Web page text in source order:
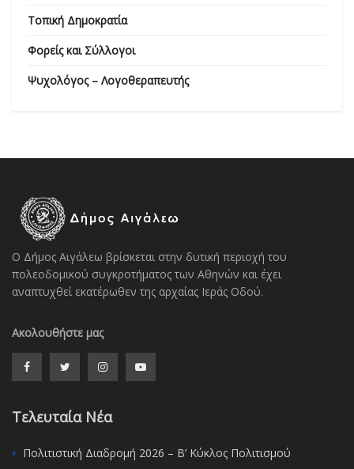
Τοπική Δημοκρατία
Φορείς και Σύλλογοι
Ψυχολόγος – Λογοθεραπευτής
Ο Δήμος Αιγάλεω βρίσκεται στην δυτική περιοχή του
πολεοδομικού συγκροτήματος των Αθηνών και έχει
αναπτυχθεί εκατέρωθεν της αρχαίας Ιεράς Οδού.
Ακολουθήστε μας
Τελευταία Νέα
Πολιτιστική Διαδρομή 2026 – Β’ Κύκλος Πολιτισμού